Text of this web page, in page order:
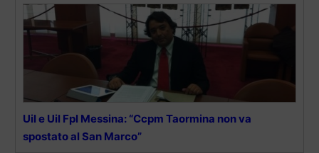
Uil e Uil Fpl Messina: “Ccpm Taormina non va
spostato al San Marco”